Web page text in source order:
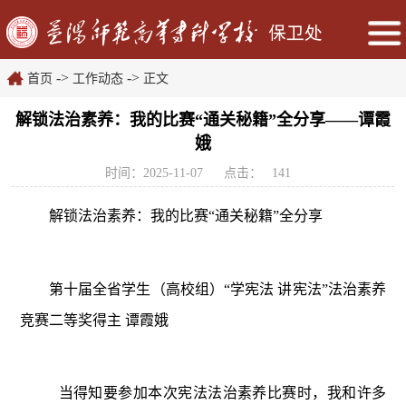
首页 -> 工作动态 -> 正文
解锁法治素养：我的比赛“通关秘籍”全分享——谭霞
娥
时间：2025-11-07 点击： 141
解锁法治素养：我的比赛“通关秘籍”全分享
第十届全省学生（高校组） “学宪法 讲宪法”法治素养
竞赛二等奖得主 谭霞娥
当得知要参加本次宪法法治素养比赛时，我和许多